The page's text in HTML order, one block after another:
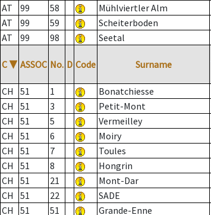
AT
99 58 Mühlviertler Alm
AT
99 59 Scheiterboden
AT
99 98 Seetal
C ▼ ASSOC No. D Code Surname
CH
51 1 Bonatchiesse
CH
51 3 Petit-Mont
CH
51 5 Vermeilley
CH
51 6 Moiry
CH
51 7 Toules
CH
51 8 Hongrin
CH
51 21 Mont-Dar
CH
51 22 SADE
CH
51 51 Grande-Enne